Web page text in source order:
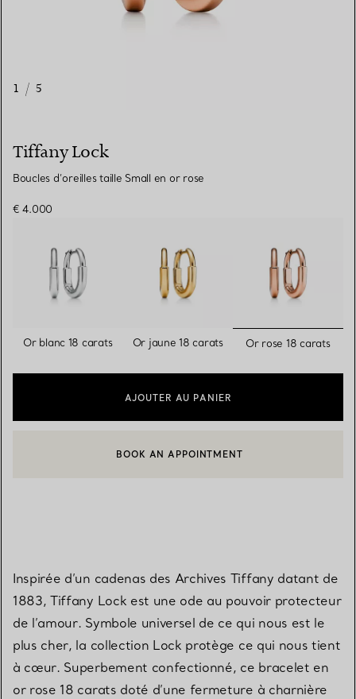
1 / 5
Tiffany Lock
Boucles d’oreilles taille Small en or rose
€ 4.000
Or blanc 18 carats Or jaune 18 carats Or rose 18 carats
AJOUTER AU PANIER
CONTACTER UN CONSEILLER CLIENT OU PRENDRE RENDEZ-
BOOK AN APPOINTMENT
Inspirée d’un cadenas des Archives Tiffany datant de
1883, Tiffany Lock est une ode au pouvoir protecteur
de l’amour. Symbole universel de ce qui nous est le
plus cher, la collection Lock protège ce qui nous tient
à cœur. Superbement confectionné, ce bracelet en
or rose 18 carats doté d’une fermeture à charnière